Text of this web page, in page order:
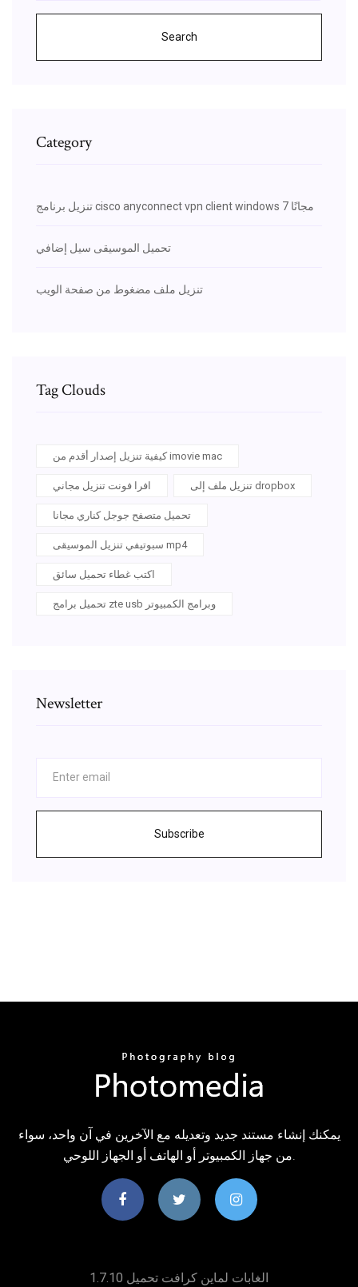
Search
Category
تنزيل برنامج cisco anyconnect vpn client windows 7 مجانًا
تحميل الموسيقى سيل إضافي
تنزيل ملف مضغوط من صفحة الويب
Tag Clouds
كيفية تنزيل إصدار أقدم من imovie mac
افرا فونت تنزيل مجاني تنزيل ملف إلى dropbox
تحميل متصفح جوجل كناري مجانا
سبوتيفي تنزيل الموسيقى mp4
اكتب غطاء تحميل سائق
تحميل برامج zte usb وبرامج الكمبيوتر
Newsletter
Subscribe
يمكنك إنشاء مستند جديد وتعديله مع الآخرين في آن واحد، سواء
الغابات لماين كرافت تحميل 1.7.10